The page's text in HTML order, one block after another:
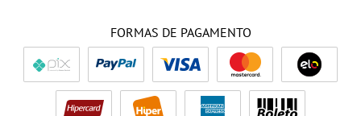
FORMAS DE PAGAMENTO